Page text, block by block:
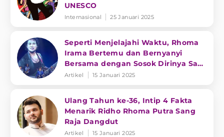
UNESCO
Internasional 25 Januari 2025
Seperti Menjelajahi Waktu, Rhoma
Irama Bertemu dan Bernyanyi
Bersama dengan Sosok Dirinya Saat
Muda
Artikel 15 Januari 2025
Ulang Tahun ke-36, Intip 4 Fakta
Menarik Ridho Rhoma Putra Sang
Raja Dangdut
Artikel 15 Januari 2025